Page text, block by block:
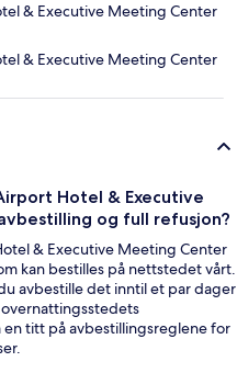
& Executive Meeting Center
& Executive Meeting Center
Hotel & Executive
og full refusjon?
& Executive Meeting Center
kan bestilles på nettstedet vårt.
avbestille det inntil et par dager
en titt på avbestillingsreglene for